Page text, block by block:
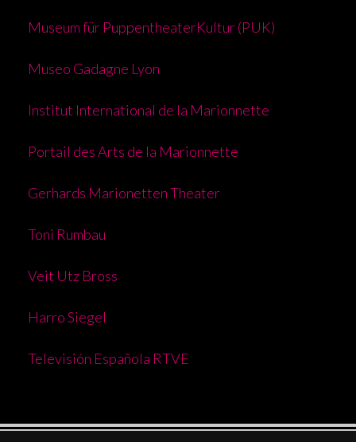
Museum für PuppentheaterKultur (PUK)
Museo Gadagne Lyon
Institut International de la Marionnette
Portail des Arts de la Marionnette
Gerhards Marionetten Theater
Toni Rumbau
Veit Utz Bross
Harro Siegel
Televisión Española RTVE